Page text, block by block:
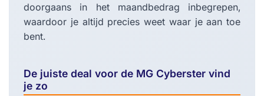
doorgaans in het maandbedrag inbegrepen,
waardoor je altijd precies weet waar je aan toe
bent.
De juiste deal voor de MG Cyberster vind
je zo